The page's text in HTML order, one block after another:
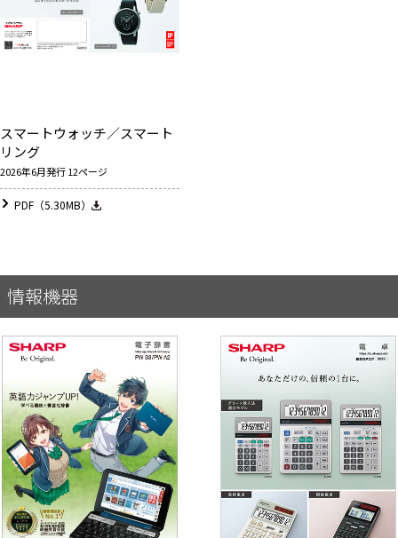
スマートウォッチ／スマート
リング
2026年6月発行 12ページ
PDF（5.30MB）
情報機器